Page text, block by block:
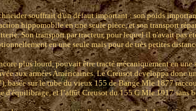
souffrait d'un défaut important : son poids
hippomobile en une seule pièce, et son transport
Son transport par tracteur, pour lequel il n'avait pas
en une seule mais pour de très petites
plus lourd, pouvait être tracté mécaniquement en une
aux armées Américaines. Le Creusot développa donc
basée sur le tube du vieux 155 de Bange Mle 1877
d'équilibrage, et l’affût Creusot du 155 C Mle 1917 sans